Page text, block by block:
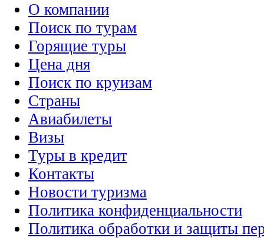
О компании
Поиск по турам
Горящие туры
Цена дня
Поиск по круизам
Страны
Авиабилеты
Визы
Туры в кредит
Контакты
Новости туризма
Политика конфиденциальности
Политика обработки и защиты